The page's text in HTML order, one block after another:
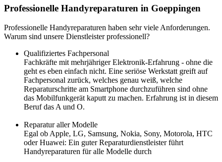
Professionelle Handyreparaturen in Goeppingen
Professionelle Handyreparaturen haben sehr viele Anforderungen.
Warum sind unsere Dienstleister professionell?
Qualifiziertes Fachpersonal
Fachkräfte mit mehrjähriger Elektronik-Erfahrung - ohne die
geht es eben einfach nicht. Eine seriöse Werkstatt greift auf
Fachpersonal zurück, welches genau weiß, welche
Reparaturschritte am Smartphone durchzuführen sind ohne
das Mobilfunkgerät kaputt zu machen. Erfahrung ist in diesem
Beruf das A und O.
Reparatur aller Modelle
Egal ob Apple, LG, Samsung, Nokia, Sony, Motorola, HTC
oder Huawei: Ein guter Reparaturdienstleister führt
Handyreparaturen für alle Modelle durch